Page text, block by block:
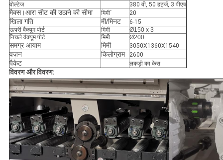
वोल्टेज
380 वी, 50 हर्ट्ज, 3 पीएच
मैक्स।आरा सीट की उठाने की सीमा मिमी` 20
खिला गति मी/मिनट
6-15
ऊपरी वैक्यूम पोर्ट
मिमी
Ø150 x 3
निचले वैक्यूम पोर्ट
मिमी Ø200
समग्र आयाम मिमी 3050X1360X1540
वज़न किलोग्राम 2600
पैकेट लकड़ी का केस
विवरण और विवरण: